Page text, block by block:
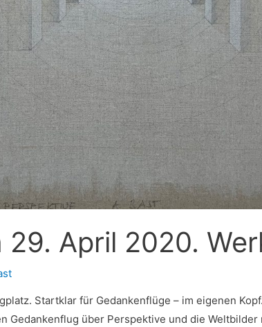
April 2020.
Startklar für Gedankenflüge – im eigenen
Gedankenflug über Perspektive und die Weltbilder